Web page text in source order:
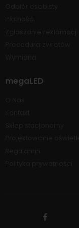
megaLED